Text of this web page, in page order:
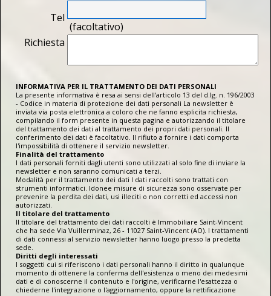
Tel
(facoltativo)
Richiesta
INFORMATIVA PER IL TRATTAMENTO DEI DATI PERSONALI
La presente informativa è resa ai sensi dell'articolo 13 del d.lg. n. 196/2003
- Codice in materia di protezione dei dati personali La newsletter è
inviata via posta elettronica a coloro che ne fanno esplicita richiesta,
compilando il form presente in questa pagina e autorizzando il titolare
del trattamento dei dati al trattamento dei propri dati personali. Il
conferimento dei dati è facoltativo. Il rifiuto a fornire i dati comporta
l'impossibilità di ottenere il servizio newsletter.
Finalità del trattamento
I dati personali forniti dagli utenti sono utilizzati al solo fine di inviare la
newsletter e non saranno comunicati a terzi.
Modalità per il trattamento dei dati I dati raccolti sono trattati con
strumenti informatici. Idonee misure di sicurezza sono osservate per
prevenire la perdita dei dati, usi illeciti o non corretti ed accessi non
autorizzati.
Il titolare del trattamento
Il titolare del trattamento dei dati raccolti è Immobiliare Saint-Vincent
che ha sede Via Vuillerminaz, 26 - 11027 Saint-Vincent (AO). I trattamenti
di dati connessi al servizio newsletter hanno luogo presso la predetta
sede.
Diritti degli interessati
I soggetti cui si riferiscono i dati personali hanno il diritto in qualunque
momento di ottenere la conferma dell'esistenza o meno dei medesimi
dati e di conoscerne il contenuto e l'origine, verificarne l'esattezza o
chiederne l'integrazione o l'aggiornamento, oppure la rettificazione